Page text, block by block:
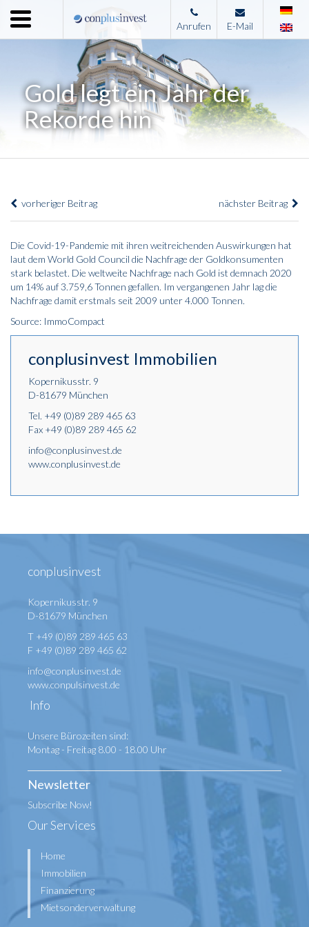
Menu
Home
Leistungen
Immobilienangebote
Kontakt
Anrufen E-Mail
Gold legt ein Jahr der
Rekorde hin
vorheriger Beitrag nächster Beitrag
Die Covid-19-Pandemie mit ihren weitreichenden Auswirkungen hat
laut dem World Gold Council die Nachfrage der Goldkonsumenten
stark belastet. Die weltweite Nachfrage nach Gold ist demnach 2020
um 14% auf 3.759,6 Tonnen gefallen. Im vergangenen Jahr lag die
Nachfrage damit erstmals seit 2009 unter 4.000 Tonnen.
Source: ImmoCompact
conplusinvest Immobilien
Kopernikusstr. 9
D-81679 München
Tel. +49 (0)89 289 465 63
Fax +49 (0)89 289 465 62
info@conplusinvest.de
www.conplusinvest.de
conplusinvest
Kopernikusstr. 9
D-81679 München
T +49 (0)89 289 465 63
F +49 (0)89 289 465 62
info@conplusinvest.de
www.conpulsinvest.de
Info
Unsere Bürozeiten sind:
Montag - Freitag 8.00 - 18.00 Uhr
Newsletter
Subscribe Now!
Our Services
Home
Immobilien
Finanzierung
Mietsonderverwaltung